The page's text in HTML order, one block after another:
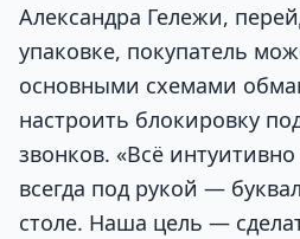
Александра Гележи,
упаковке, покупатель
основными схемами
настроить блокировку
звонков. «Всё
всегда под рукой —
столе. Наша цель —